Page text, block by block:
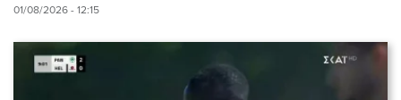
01/08/2026 - 12:15